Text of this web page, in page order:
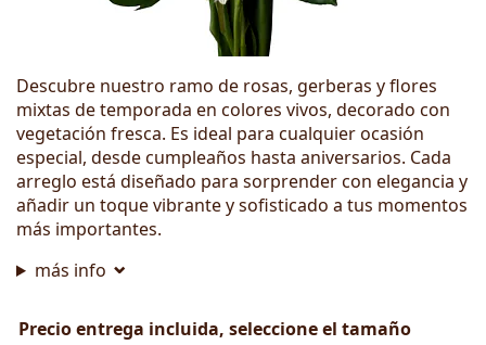
Descubre nuestro ramo de rosas, gerberas y flores
mixtas de temporada en colores vivos, decorado con
vegetación fresca. Es ideal para cualquier ocasión
especial, desde cumpleaños hasta aniversarios. Cada
arreglo está diseñado para sorprender con elegancia y
añadir un toque vibrante y sofisticado a tus momentos
más importantes.
más info
Precio entrega incluida, seleccione el tamaño